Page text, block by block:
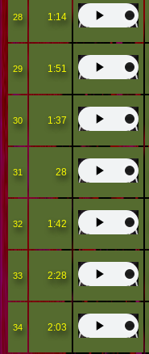
28 1:14
29 1:51
30 1:37
31 28
32 1:42
33 2:28
34 2:03